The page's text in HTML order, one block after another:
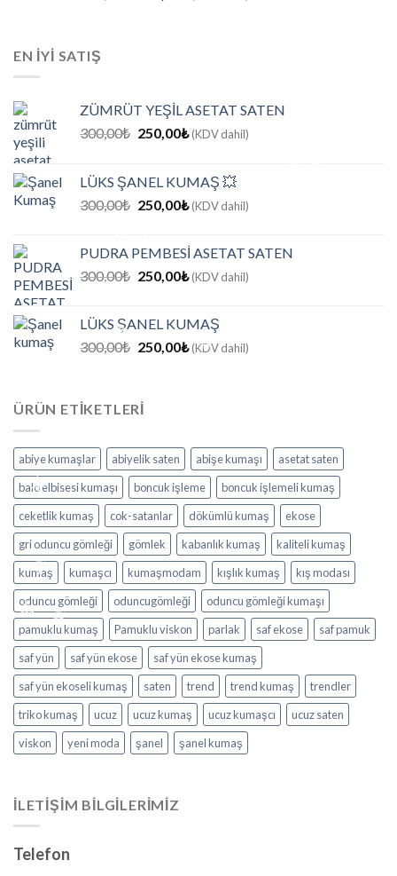
EN IYI SATIŞ
ZÜMRÜT YEŞİL ASETAT SATEN
300,00₺ Orijinal
250,00₺Şu
250,00₺.
(KDV dahil)
LÜKS ŞANEL KUMAŞ 💥
300,00₺ Orijinal
300,00₺.
250,00₺Şu
fiyat:
250,00₺.
(KDV dahil)
PUDRA PEMBESİ ASETAT SATEN
300,00₺ Orijinal
250,00₺Şu
250,00₺.
(KDV dahil)
LÜKS ŞANEL KUMAŞ
300,00₺ Orijinal
250,00₺Şu
(KDV dahil)
ÜRÜN ETIKETLERI
abiye kumaşlar abiyelik saten abişe kumaşı
asetat saten
balo elbisesi kumaşı
boncuk işleme
boncuk işlemeli kumaş
ceketlik kumaş
cok-satanlar dökümlü kumaş
ekose
gri oduncu gömleği
gömlek kabanlık kumaş
kaliteli kumaş
kumaş
kumaşcı kumaşmodam kışlık kumaş
kış modası
oduncu gömleği
oduncugömleği
oduncu gömleği kumaşı
pamuklu kumaş
Pamuklu viskon parlak saf ekose
saf pamuk
saf yün
saf yün ekose
saf yün ekose kumaş
saf yün ekoseli kumaş
saten trend trend kumaş
trendler
triko kumaş
ucuz ucuz kumaş ucuz kumaşcı
ucuz saten
viskon
yeni moda şanel şanel kumaş
İLETİŞİM BİLGİLERİMİZ
Telefon